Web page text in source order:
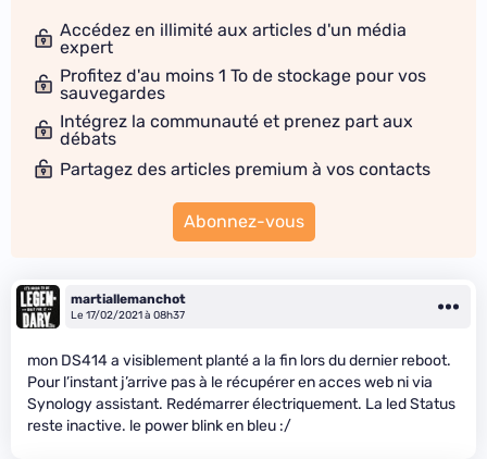
Accédez en illimité aux articles d'un média
expert
Profitez d'au moins 1 To de stockage pour vos
sauvegardes
Intégrez la communauté et prenez part aux
débats
Partagez des articles premium à vos contacts
Abonnez-vous
martiallemanchot
Le 17/02/2021 à 08h37
mon DS414 a visiblement planté a la fin lors du dernier reboot.
Pour l’instant j’arrive pas à le récupérer en acces web ni via
Synology assistant. Redémarrer électriquement. La led Status
reste inactive. le power blink en bleu :/